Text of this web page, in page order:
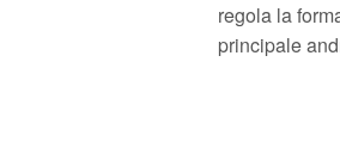
regola la
principale